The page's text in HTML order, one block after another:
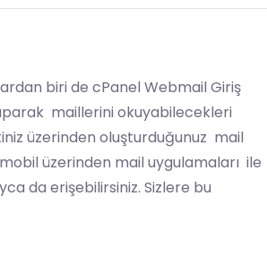
biri de cPanel Webmail Giriş
maillerini okuyabilecekleri
üzerinden oluşturduğunuz mail
üzerinden mail uygulamaları ile
da erişebilirsiniz. Sizlere bu